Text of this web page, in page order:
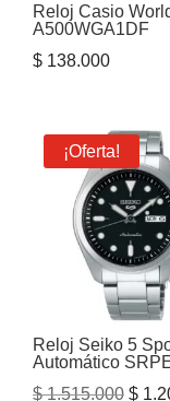
Reloj Casio
A500WGA1DF
$ 138.000
¡Oferta!
Reloj Seiko 5
Automático
$1.515.000 El
$